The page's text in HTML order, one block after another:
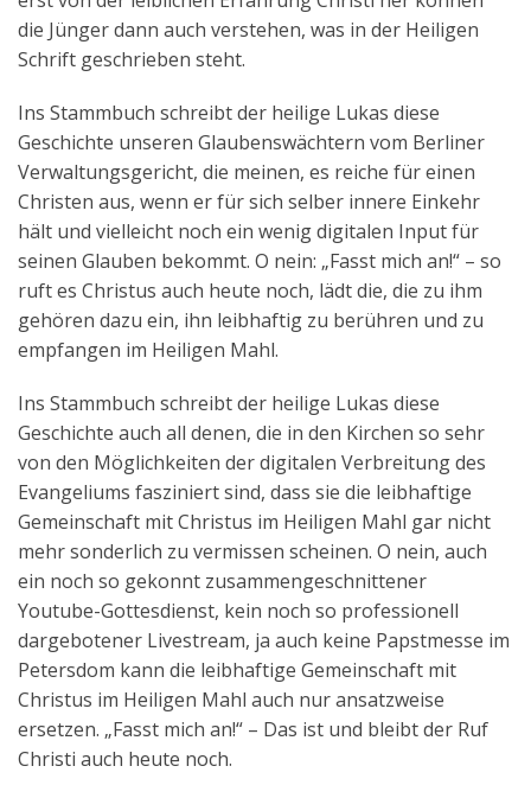
die Jünger dann auch verstehen, was in der Heiligen
Schrift geschrieben steht.
Ins Stammbuch schreibt der heilige Lukas diese
Geschichte unseren Glaubenswächtern vom Berliner
Verwaltungsgericht, die meinen, es reiche für einen
Christen aus, wenn er für sich selber innere Einkehr
hält und vielleicht noch ein wenig digitalen Input für
seinen Glauben bekommt. O nein: „Fasst mich an!“ – so
ruft es Christus auch heute noch, lädt die, die zu ihm
gehören dazu ein, ihn leibhaftig zu berühren und zu
empfangen im Heiligen Mahl.
Ins Stammbuch schreibt der heilige Lukas diese
Geschichte auch all denen, die in den Kirchen so sehr
von den Möglichkeiten der digitalen Verbreitung des
Evangeliums fasziniert sind, dass sie die leibhaftige
Gemeinschaft mit Christus im Heiligen Mahl gar nicht
mehr sonderlich zu vermissen scheinen. O nein, auch
ein noch so gekonnt zusammengeschnittener
Youtube-Gottesdienst, kein noch so professionell
dargebotener Livestream, ja auch keine Papstmesse im
Petersdom kann die leibhaftige Gemeinschaft mit
Christus im Heiligen Mahl auch nur ansatzweise
ersetzen. „Fasst mich an!“ – Das ist und bleibt der Ruf
Christi auch heute noch.